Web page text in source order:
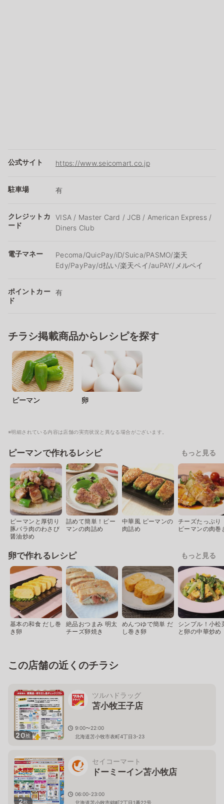
公式サイト https://www.seicomart.co.jp
駐車場 有
クレジットカ
ード
VISA / Master Card / JCB / American Express /
Diners Club
電子マネー
Pecoma/QuicPay/iD/Suica/PASMO/楽天
Edy/PayPay/d払い/楽天ペイ/auPAY/メルペイ
ポイントカー
ド
有
チラシ掲載商品からレシピを探す
ピーマン 卵
※明細されている内容は店舗の実売状況と異なる場合がございます。
ピーマンで作れるレシピ もっと見る
ピーマンと厚切り
豚バラ肉のわさび
醤油炒め
詰めて簡単！ピー
マンの肉詰め
中華風 ピーマンの
肉詰め
チーズたっぷり
ピーマンの肉巻
卵で作れるレシピ もっと見る
基本の和食 だし巻
き卵
絶品おつまみ 明太
チーズ卵焼き
めんつゆで簡単 だ
し巻き卵
シンプル！小松
と卵の中華炒め
この店舗の近くのチラシ
20枚
ツルハドラッグ
苫小牧王子店
9:00〜22:00
北海道苫小牧市表町4丁目3-23
2枚
セイコーマート
ドーミーイン苫小牧店
06:00-23:00
北海道苫小牧市錦町2丁目1番22号